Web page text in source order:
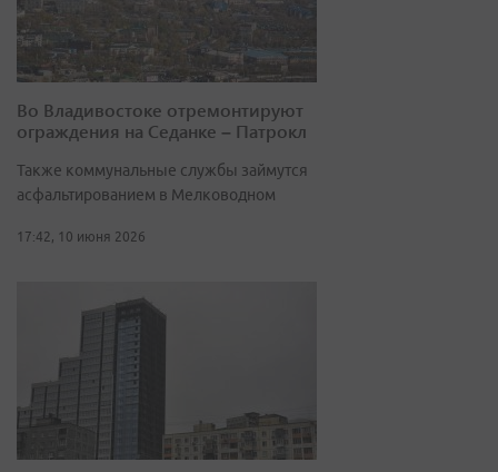
Во Владивостоке отремонтируют
ограждения на Седанке – Патрокл
Также коммунальные службы займутся
асфальтированием в Мелководном
17:42, 10 июня 2026